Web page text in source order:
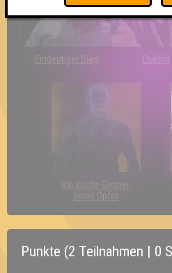
Eindeutiger Sieg Duelist
Ich suche Gegner,
keine Opfer
Punkte (2 Teilnahmen | 0